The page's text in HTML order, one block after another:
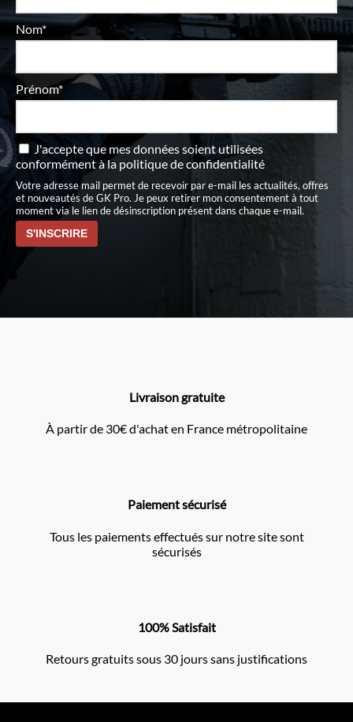
Nom*
Prénom*
J'accepte que mes données soient utilisées
conformément àla politique de confidentialité
Votre adresse mail permet de recevoir par e-mail les actualités, offres
et nouveautés de GK Pro. Je peux retirer mon consentement à tout
moment via le lien de désinscription présent dans chaque e-mail.
Livraison gratuite
À partir de 30€ d'achat en France métropolitaine
Paiement sécurisé
Tous les paiements effectués sur notre site sont
sécurisés
100% Satisfait
Retours gratuits sous 30 jours sans justifications